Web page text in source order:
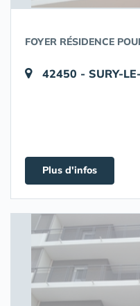
FOYER RÉSIDENCE
42450 - SURY-
Plus d'infos